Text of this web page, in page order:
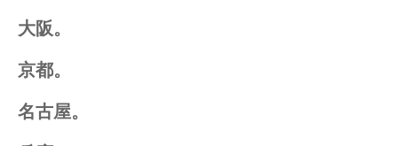
大阪。
京都。
名古屋。